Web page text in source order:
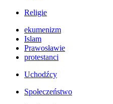
Religie
ekumenizm
Islam
Prawosławie
protestanci
Uchodźcy
Społeczeństwo